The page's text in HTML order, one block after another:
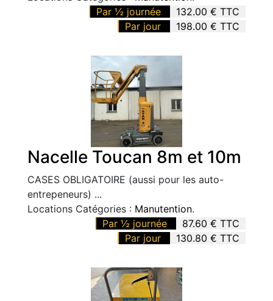
Par ½ journée
132.00 € TTC
Par jour
198.00 € TTC
Nacelle Toucan 8m et 10m
CASES OBLIGATOIRE (aussi pour les auto-
entrepeneurs) ...
Locations Catégories : Manutention.
Par ½ journée
87.60 € TTC
Par jour
130.80 € TTC